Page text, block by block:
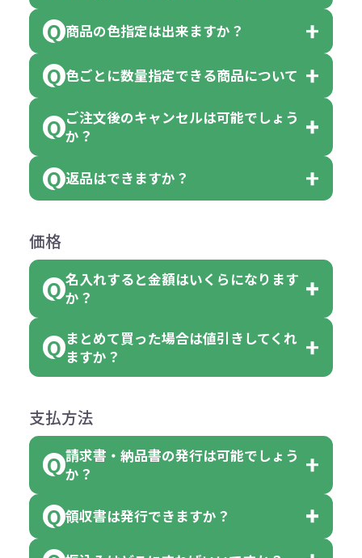
です。
ります。
【例】注文可能数が100個の場合
は、100個以上でしたら、何個でも
可能です。
「色・柄 取り混ぜ」のラベルがつい
ている商品は、色指定不可となって
ん。
但し、ロゴなど名入れ印刷をされる
費用）
商品の色指定は出来ますか？
色指定できる商品もございますが商
品の詳細に「色・柄 取り混ぜ」のラ
ベルや商品画像に「〇色取混ぜ」な
れ等分で100個ずつ入って参ります。
（割り切れない場合は数個単位で前
色指定できる商品に付きましては商
品詳細の購入の所で色が選べるよう
になっております。
色ごとに数量指定できる商品について
「選べる本体色」のラベルが付いて
す。
い。
例えば…
クエアトート」を300個注文した場
クエアトート」は10個単位でしたら
色を指定出来るので、ピンクを100
個、ブルーを90個、イエローを110
ご注文後のキャンセルは可能でしょう
か？
お客様都合でのキャンセルは、制作
がございます。
ご注文の際は、十分にご確認・ご検
返品はできますか？
めご了承ください。
ただし下記の場合は承っております
●初期不良または不良品（破損、故
障）の場合
合
●名入れ、オリジナルの内容が異な
っていた場合
または返金にて対応させていただき
ます。
価格
名入れすると金額はいくらになります
か？
名入れありの場合の代金の計算方法
は下記の通りです。
計算例：
＜1色印刷の場合＞
（提供価格（商品代）+名入れ費用
（印刷代））×枚数+製版代
まとめて買った場合は値引きしてくれ
ますか？
商品によりますが、お見積もりさせ
ていただきます。
見積もりサポートから個別でお問い
支払方法
請求書・納品書の発行は可能でしょう
か？
会員様はマイページより各種帳票の
ダウンロードが可能です。
領収書は発行できますか？